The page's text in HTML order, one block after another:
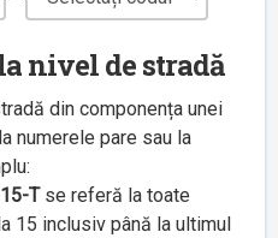
nivel de stradă
din componența unei
numerele pare sau la
Tse referă la toate
15 inclusiv până la ultimul